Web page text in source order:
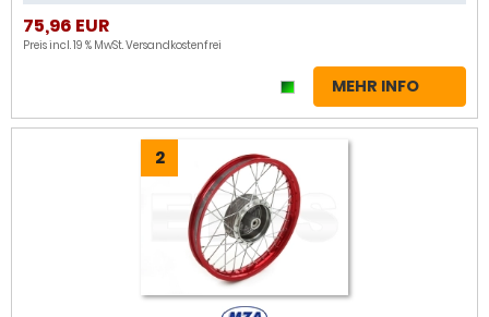
75,96 EUR
Preis incl. 19 % MwSt.Versandkostenfrei
MEHR INFO
2